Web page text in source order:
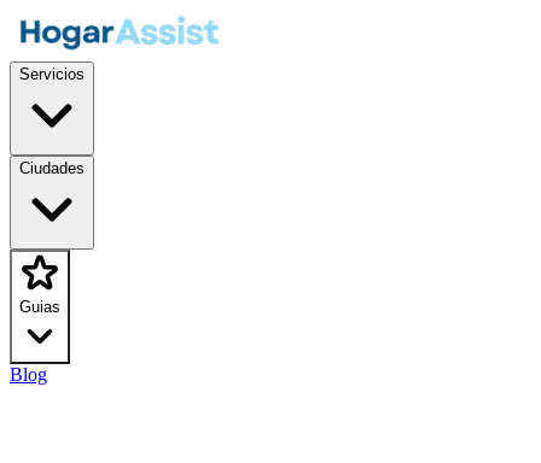
Servicios
Ciudades
Guias
Blog